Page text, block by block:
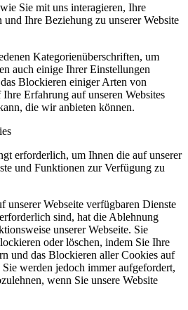
Sie mit uns interagieren, Ihre
und Ihre Beziehung zu unserer Website
Kategorienüberschriften, um
auch einige Ihrer Einstellungen
Blockieren einiger Arten von
Erfahrung auf unseren Websites
die wir anbieten können.
erforderlich, um Ihnen die auf unserer
und Funktionen zur Verfügung zu
unserer Webseite verfügbaren Dienste
sind, hat die Ablehnung
unserer Webseite. Sie
oder löschen, indem Sie Ihre
und das Blockieren aller Cookies auf
werden jedoch immer aufgefordert,
wenn Sie unsere Website